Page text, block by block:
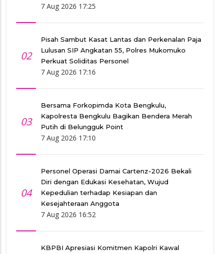
7 Aug 2026 17:25
02
Pisah Sambut Kasat Lantas dan Perkenalan Paja
Lulusan SIP Angkatan 55, Polres Mukomuko
Perkuat Soliditas Personel
7 Aug 2026 17:16
03
Bersama Forkopimda Kota Bengkulu,
Kapolresta Bengkulu Bagikan Bendera Merah
Putih di Belungguk Point
7 Aug 2026 17:10
04
Personel Operasi Damai Cartenz-2026 Bekali
Diri dengan Edukasi Kesehatan, Wujud
Kepedulian terhadap Kesiapan dan
Kesejahteraan Anggota
7 Aug 2026 16:52
KBPBI Apresiasi Komitmen Kapolri Kawal